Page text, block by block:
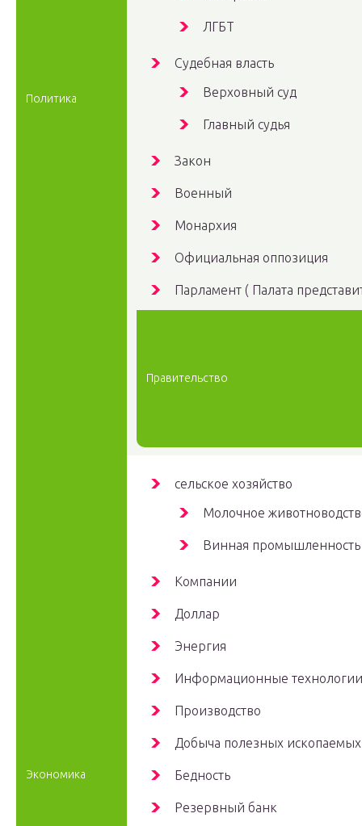
Политика
ЛГБТ
Судебная власть
Верховный суд
Главный судья
Закон
Военный
Монархия
Официальная оппозиция
Парламент ( Палата
Правительство
Экономика
сельское хозяйство
Молочное
Винная промышленность
Компании
Доллар
Энергия
Информационные технологии
Производство
Добыча полезных ископаемых
Бедность
Резервный банк